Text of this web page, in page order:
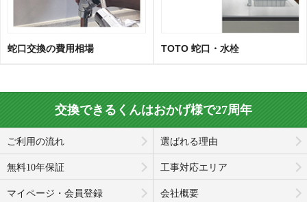
蛇口交換の費用相場 TOTO 蛇口・水栓
交換できるくんはおかげ様で27周年
ご利用の流れ 選ばれる理由
無料10年保証 工事対応エリア
マイページ・会員登録 会社概要